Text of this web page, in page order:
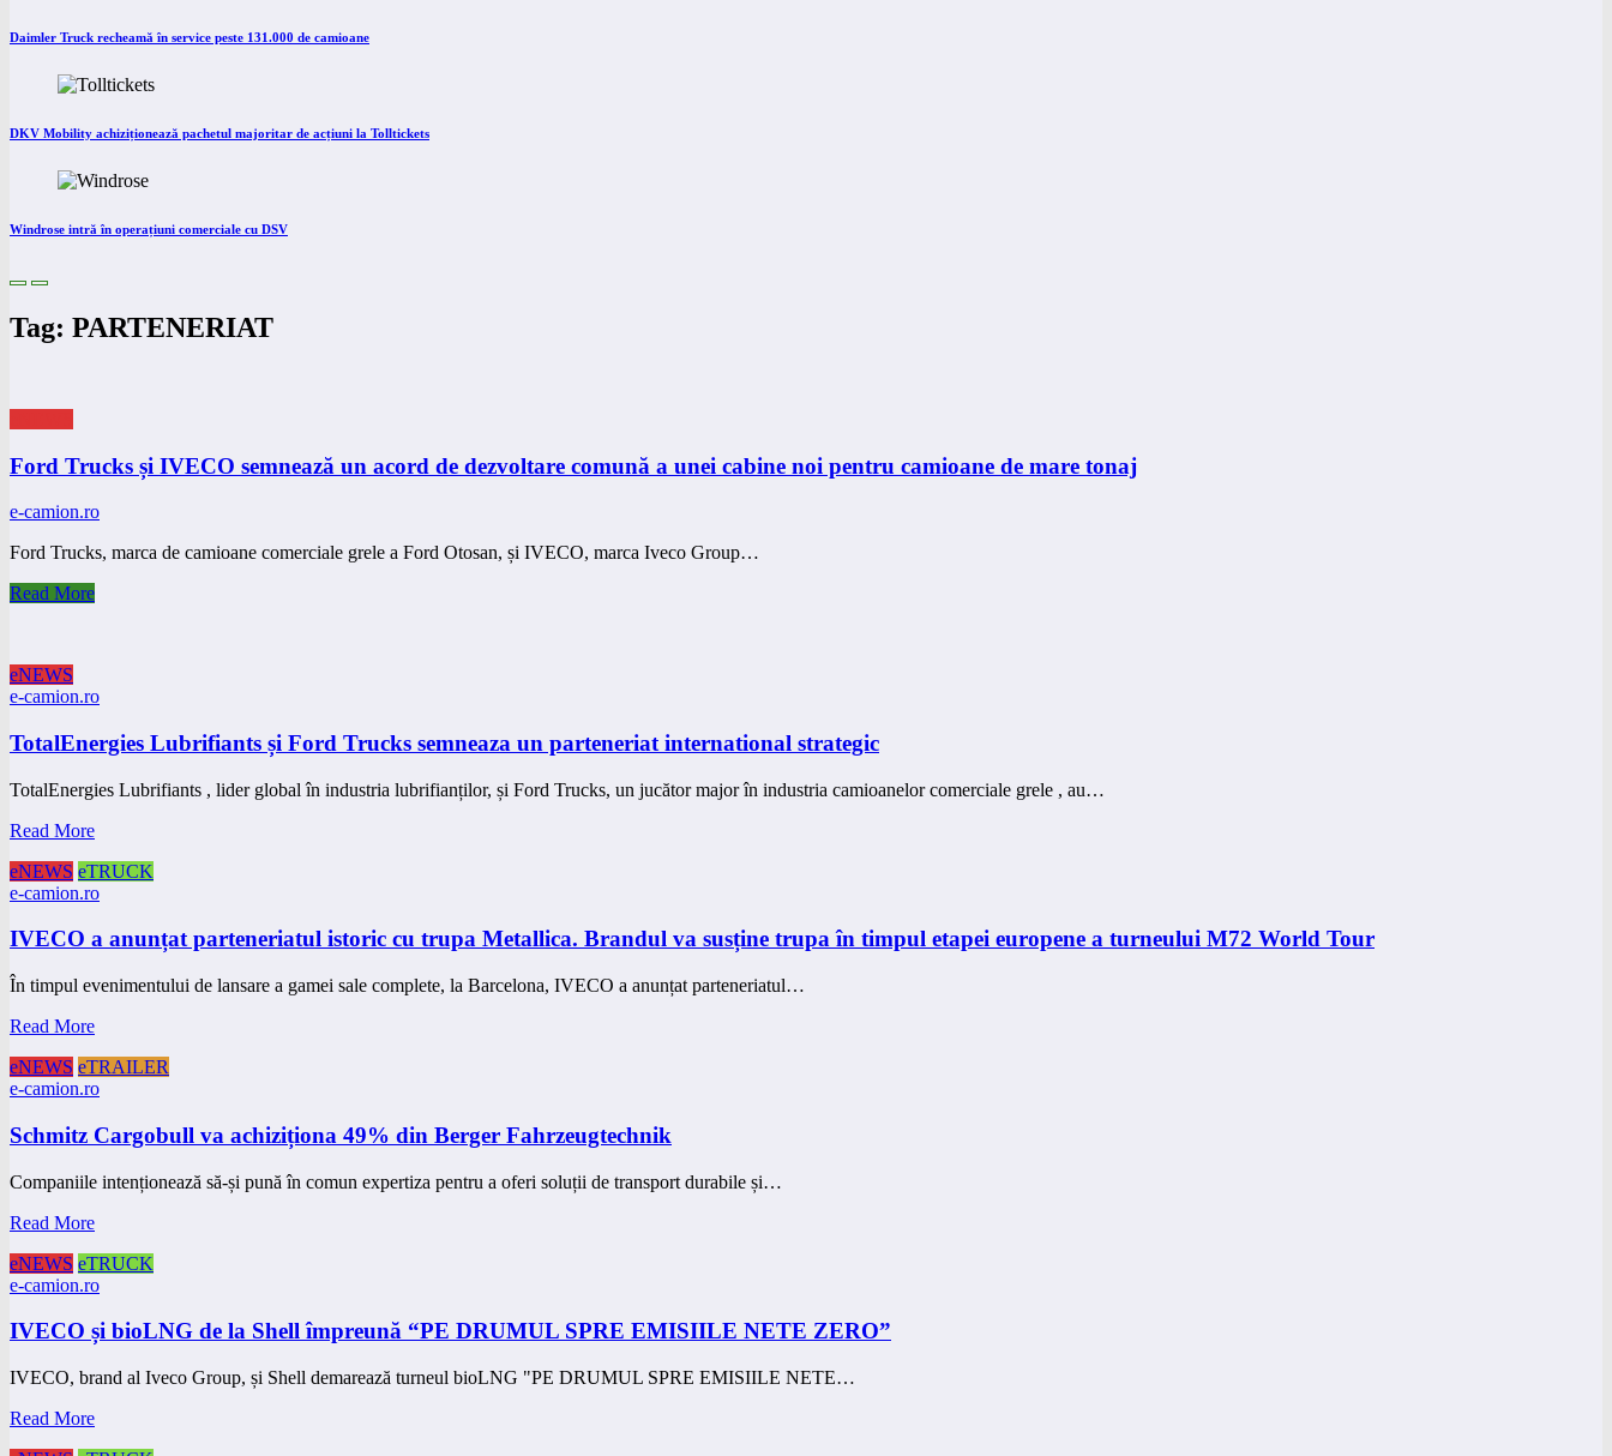
Daimler Truck recheamă în service peste 131.000 de camioane
DKV Mobility achiziționează pachetul majoritar de acțiuni la Tolltickets
Windrose intră în operațiuni comerciale cu DSV
Tag: PARTENERIAT
Ford Trucks și IVECO semnează un acord de dezvoltare comună a unei cabine noi pentru camioane de mare tonaj
e-camion.ro
Ford Trucks, marca de camioane comerciale grele a Ford Otosan, și IVECO, marca Iveco Group…
Read More
eNEWS
e-camion.ro
TotalEnergies Lubrifiants și Ford Trucks semneaza un parteneriat international strategic
TotalEnergies Lubrifiants , lider global în industria lubrifianților, și Ford Trucks, un jucător major în industria camioanelor comerciale grele , au…
Read More
eNEWS eTRUCK
e-camion.ro
IVECO a anunțat parteneriatul istoric cu trupa Metallica. Brandul va susține trupa în timpul etapei europene a turneului M72 World Tour
În timpul evenimentului de lansare a gamei sale complete, la Barcelona, IVECO a anunțat parteneriatul…
Read More
eNEWS eTRAILER
e-camion.ro
Schmitz Cargobull va achiziționa 49% din Berger Fahrzeugtechnik
Companiile intenționează să-și pună în comun expertiza pentru a oferi soluții de transport durabile și…
Read More
eNEWS eTRUCK
e-camion.ro
IVECO și bioLNG de la Shell împreună “PE DRUMUL SPRE EMISIILE NETE ZERO”
IVECO, brand al Iveco Group, și Shell demarează turneul bioLNG "PE DRUMUL SPRE EMISIILE NETE…
Read More